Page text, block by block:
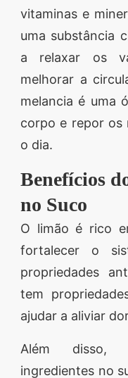
vitaminas e
uma substância
a relaxar os
melhorar a
melancia é uma
corpo e repor os
o dia.
Benefícios
no Suco
O limão é rico
fortalecer o
propriedades
tem
ajudar a aliviar
Além disso,
ingredientes no